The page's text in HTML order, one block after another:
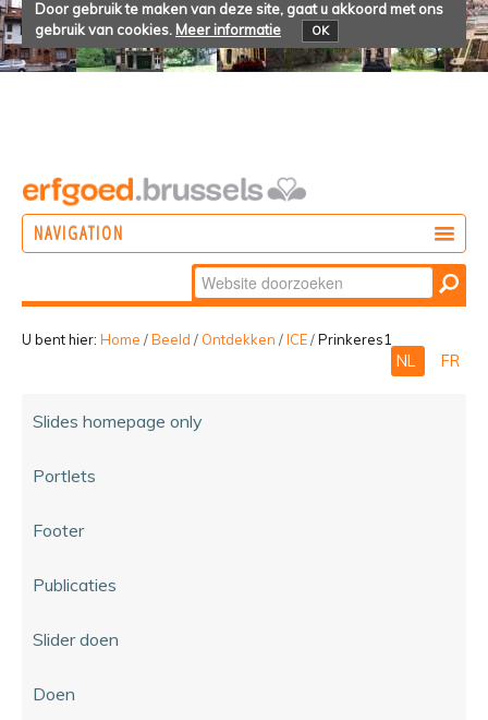
Door gebruik te maken van deze site, gaat u akkoord met ons
gebruik van cookies. Meer informatie OK
NAVIGATION
Zoek
Geavanceerd
zoeken...
U bent hier: Home /Beeld / Ontdekken /ICE/Prinkeres1
NL FR
Slides homepage only
Portlets
Footer
Publicaties
Slider doen
Doen